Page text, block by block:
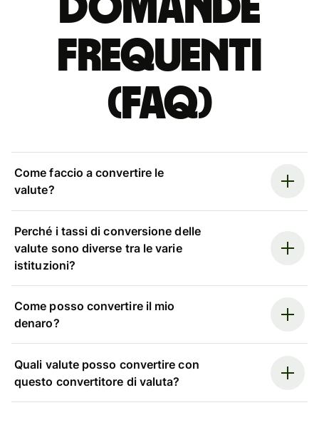
Domande
Frequenti
(FAQ)
Come faccio a convertire le
valute?
Perché i tassi di conversione delle
valute sono diverse tra le varie
istituzioni?
Come posso convertire il mio
denaro?
Quali valute posso convertire con
questo convertitore di valuta?